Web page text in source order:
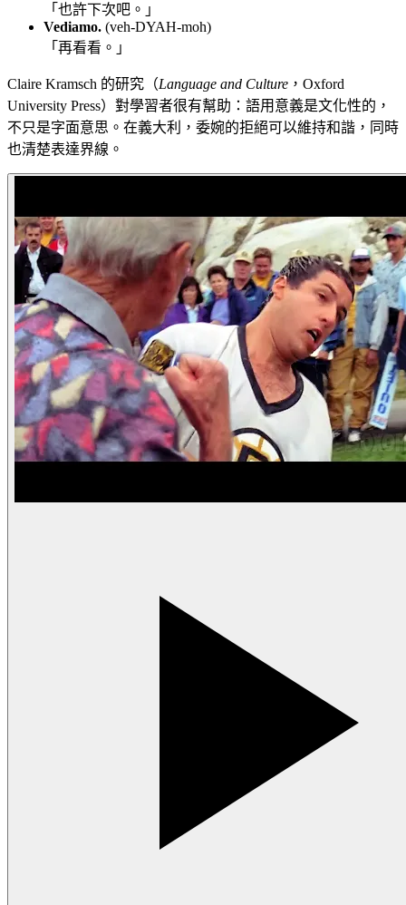
「也許下次吧。」
Vediamo. (veh-DYAH-moh)
「再看看。」
Claire Kramsch 的研究（Language and Culture ，Oxford
University Press）對學習者很有幫助：語用意義是文化性的，
不只是字面意思。在義大利，委婉的拒絕可以維持和諧，同時
也清楚表達界線。